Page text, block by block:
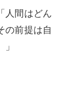
人間はどん
の前提は自